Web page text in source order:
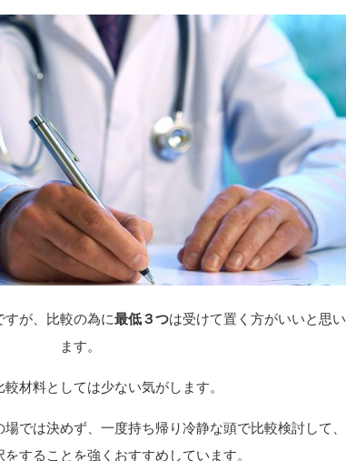
すが、比較の為に最低３つは受けて置く方がいいと思い
ます。
較材料としては少ない気がします。
では決めず、一度持ち帰り冷静な頭で比較検討して、
することを強くおすすめしています。